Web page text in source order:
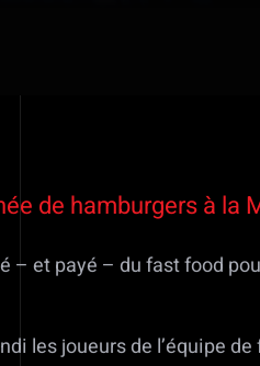
de hamburgers à la
– et payé – du fast food
les joueurs de l’équipe